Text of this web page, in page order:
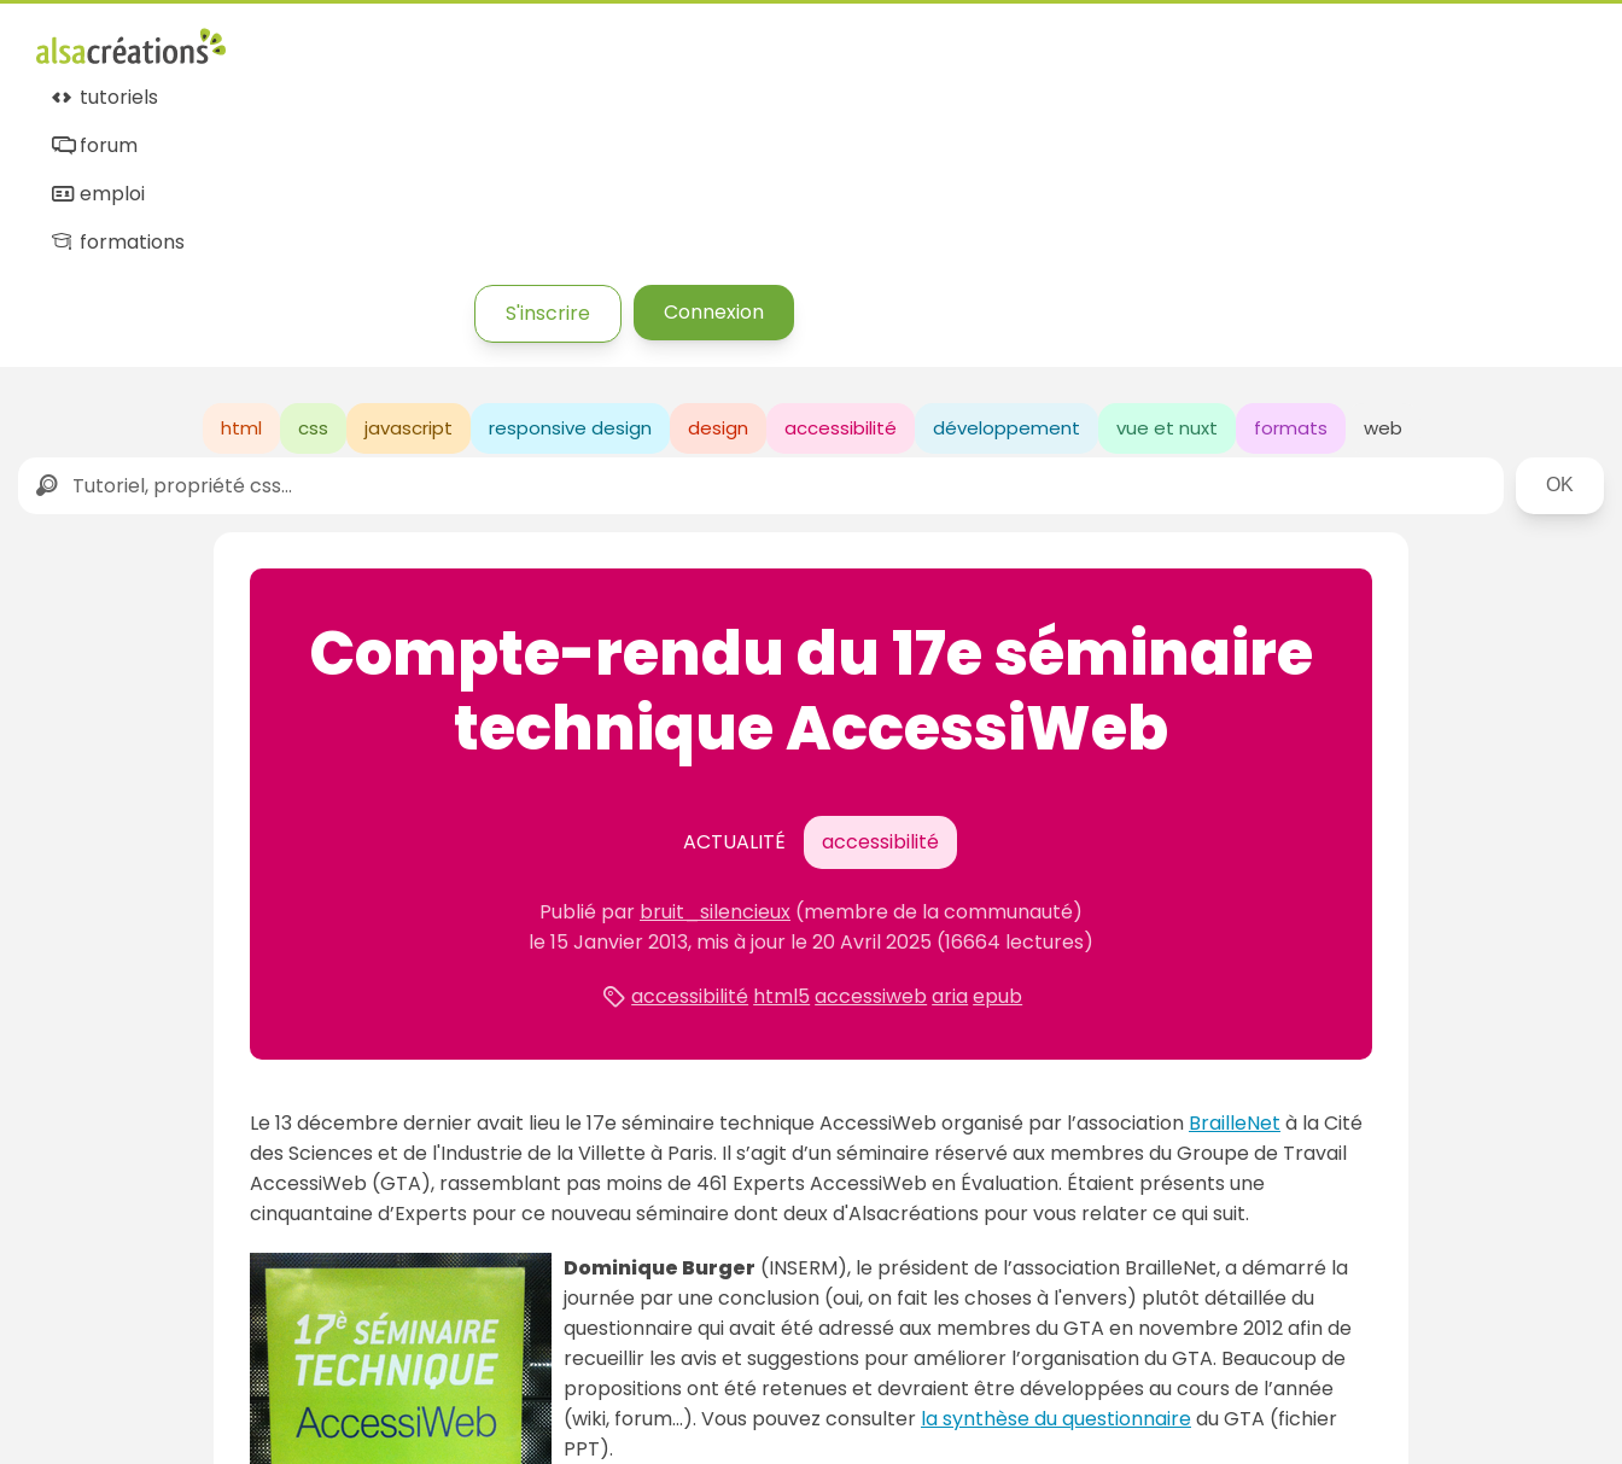
tutoriels
forum
emploi
formations
S'inscrire Connexion
html css javascript responsive design design accessibilité développement vue et nuxt formats web
Rechercher
Compte-rendu du 17e séminaire
technique AccessiWeb
ACTUALITÉ accessibilité
Publié par bruit_silencieux (membre de la communauté)
le15 Janvier 2013, mis à jour le20 Avril 2025 (16664 lectures)
accessibilité html5 accessiweb ariaepub
Le 13 décembre dernier avait lieu le 17e séminaire technique AccessiWeb organisé par l’association BrailleNet à la Cité
des Sciences et de l'Industrie de la Villette à Paris. Il s’agit d’un séminaire réservé aux membres du Groupe de Travail
AccessiWeb (GTA), rassemblant pas moins de 461 Experts AccessiWeb en Évaluation. Étaient présents une
cinquantaine d’Experts pour ce nouveau séminaire dont deux d'Alsacréations pour vous relater ce qui suit.
Dominique Burger (INSERM), le président de l’association BrailleNet, a démarré la
journée par une conclusion (oui, on fait les choses à l'envers) plutôt détaillée du
questionnaire qui avait été adressé aux membres du GTA en novembre 2012 afin de
recueillir les avis et suggestions pour améliorer l’organisation du GTA. Beaucoup de
propositions ont été retenues et devraient être développées au cours de l’année
(wiki, forum...). Vous pouvez consulter la synthèse du questionnairedu GTA (fichier
PPT).